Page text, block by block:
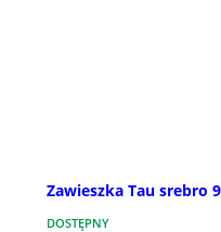
Zawieszka Tau srebro
DOSTĘPNY